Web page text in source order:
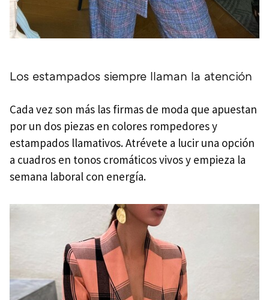
Los estampados siempre llaman la atención
Cada vez son más las firmas de moda que apuestan
por un dos piezas en colores rompedores y
estampados llamativos. Atrévete a lucir una opción
a cuadros en tonos cromáticos vivos y empieza la
semana laboral con energía.